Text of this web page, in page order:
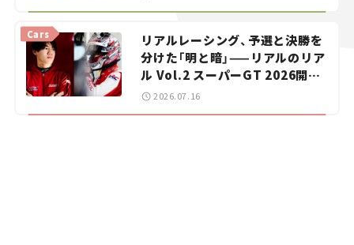
リアルレーシング、予選と決勝を
分けた「明と暗」——リアルのリア
ル Vol.2 スーパーGT 2026開幕
戦 岡山国際サーキット
Cars
2026.07.16